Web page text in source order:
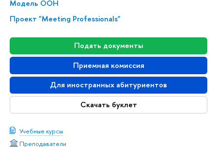
Модель ООН
Проект "Meeting Professionals"
Подать документы
Приемная комиссия
Для иностранных абитуриентов
Скачать буклет
Учебные курсы
Преподаватели